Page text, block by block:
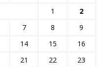
1
2
7 8
9
14 15
16
21 22
23